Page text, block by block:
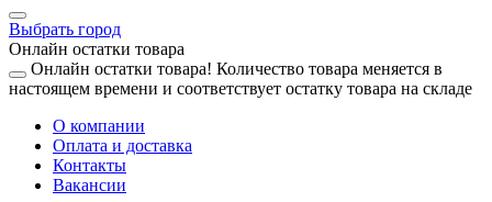
Выбрать город
Онлайн остатки товара
Онлайн остатки товара! Количество товара меняется в
настоящем времени и соответствует остатку товара на складе
О компании
Оплата и доставка
Контакты
Вакансии